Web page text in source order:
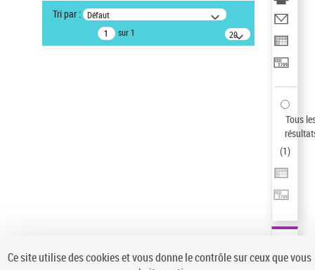
Type de notice d'autorité
Tri par : Défaut
sur 1
20
résultats/page
Tous
(1)
Ce site utilise des cookies et vous donne le contrôle sur ceux que vous